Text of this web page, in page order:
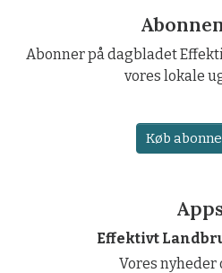
Abonner på dagbladet
vores lokale
Køb
Effektivt
Vores nyheder